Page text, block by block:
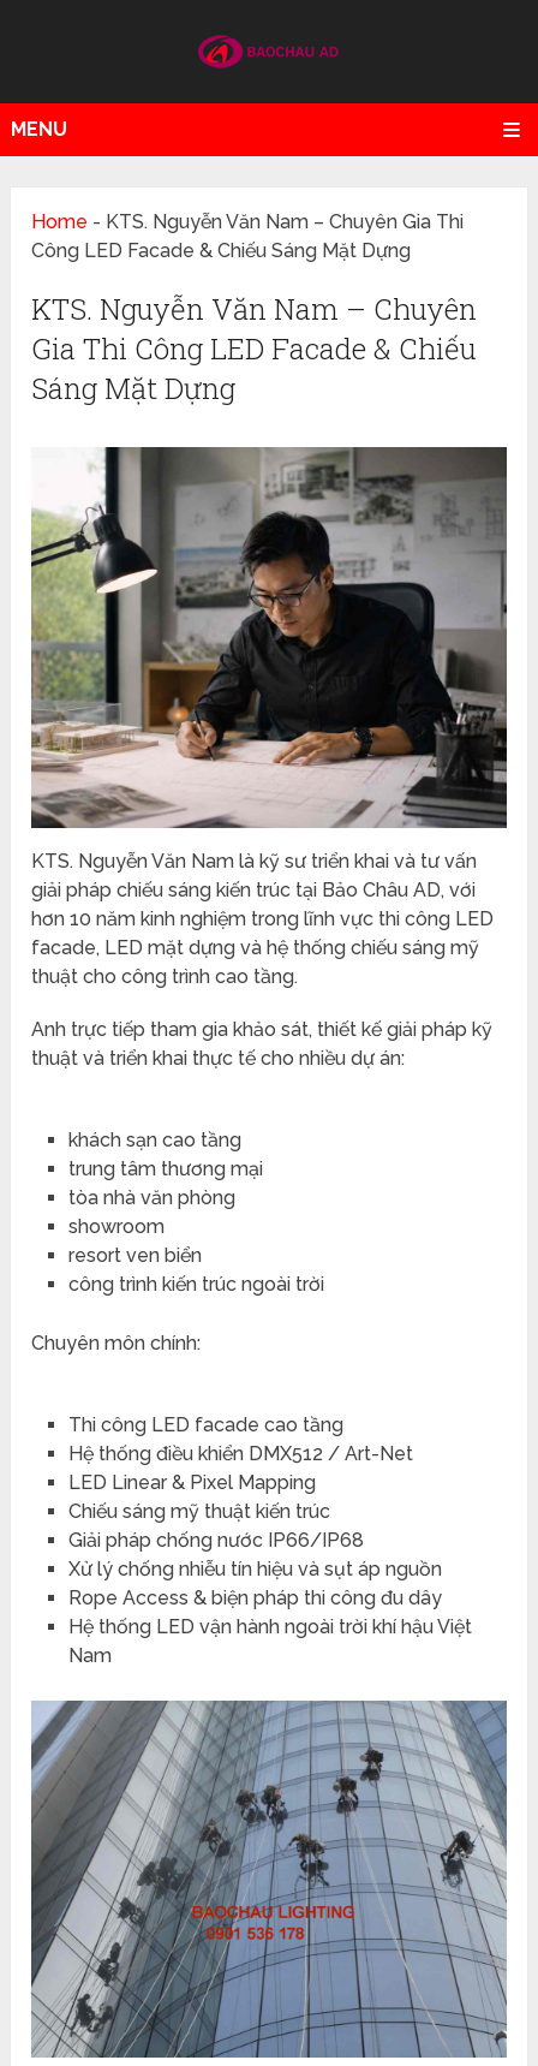
MENU
Home - KTS. Nguyễn Văn Nam – Chuyên Gia Thi
Công LED Facade & Chiếu Sáng Mặt Dựng
KTS. Nguyễn Văn Nam – Chuyên
Gia Thi Công LED Facade & Chiếu
Sáng Mặt Dựng
KTS. Nguyễn Văn Nam là kỹ sư triển khai và tư vấn
giải pháp chiếu sáng kiến trúc tại Bảo Châu AD, với
hơn 10 năm kinh nghiệm trong lĩnh vực thi công LED
facade, LED mặt dựng và hệ thống chiếu sáng mỹ
thuật cho công trình cao tầng.
Anh trực tiếp tham gia khảo sát, thiết kế giải pháp kỹ
thuật và triển khai thực tế cho nhiều dự án:
khách sạn cao tầng
trung tâm thương mại
tòa nhà văn phòng
showroom
resort ven biển
công trình kiến trúc ngoài trời
Chuyên môn chính:
Thi công LED facade cao tầng
Hệ thống điều khiển DMX512 / Art-Net
LED Linear & Pixel Mapping
Chiếu sáng mỹ thuật kiến trúc
Giải pháp chống nước IP66/IP68
Xử lý chống nhiễu tín hiệu và sụt áp nguồn
Rope Access & biện pháp thi công đu dây
Hệ thống LED vận hành ngoài trời khí hậu Việt
Nam